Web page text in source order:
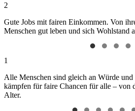
2
Gute Jobs mit fairen Einkommen. Von
Menschen gut leben und sich Wohlstand
1
Alle Menschen sind gleich an Würde
kämpfen für faire Chancen für alle – von
Alter.